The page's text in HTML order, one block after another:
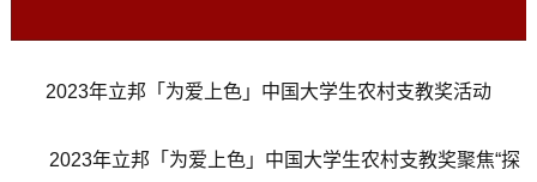
2023年立邦「为爱上色」中国大学生农村支教奖活动
2023年立邦「为爱上色」中国大学生农村支教奖聚焦“探